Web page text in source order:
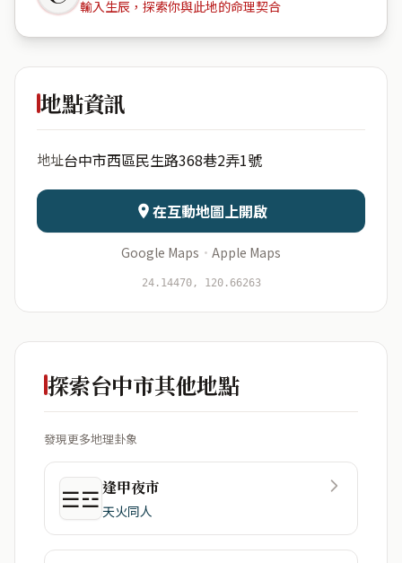
輸入生辰，探索你與此地的命理契合
昇平里民
日期 出生時辰
資料僅用於即時分析，不會儲存於伺服器
地點資訊
地址台中市西區民生路368巷2弄1號
在互動地圖上開啟
Google Maps · Apple Maps
24.14470, 120.66263
探索台中市其他地點
發現更多地理卦象
☰☲逢甲夜市
天火同人